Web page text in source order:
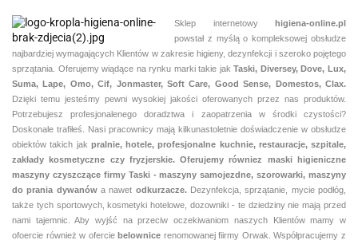
Sklep internetowy higiena-online.pl
powstał z myślą o kompleksowej obsłudze
najbardziej wymagających Klientów w zakresie higieny, dezynfekcji i szeroko pojętego
sprzątania. Oferujemy wiądące na rynku marki takie jakTaski, Diversey, Dove, Lux,
Suma, Lape, Omo, Cif, Jonmaster, Soft Care, Good Sense, Domestos, Clax.
Dzięki temu jesteśmy pewni wysokiej jakości oferowanych przez nas produktów.
Potrzebujesz profesjonalenego doradztwa i zaopatrzenia w środki czystości?
Doskonale trafiłeś. Nasi pracownicy mają kilkunastoletnie doświadczenie w obsłudze
obiektów takich jak pralnie, hotele, profesjonalne kuchnie, restauracje, szpitale,
zakłady kosmetyczne czy fryzjerskie. Oferujemy równiez maski higieniczne
maszyny czyszczące firmy Taski - maszyny samojezdne, szorowarki, maszyny
do prania dywanów a nawet odkurzacze. Dezynfekcja, sprzątanie, mycie podłóg,
także tych sportowych, kosmetyki hotelowe, dozowniki - te dziedziny nie mają przed
nami tajemnic. Aby wyjść na przeciw oczekiwaniom naszych Klientów mamy w
ofoercie również w oferciebelownice renomowanej fiirmy Orwak. Współpracujemy z